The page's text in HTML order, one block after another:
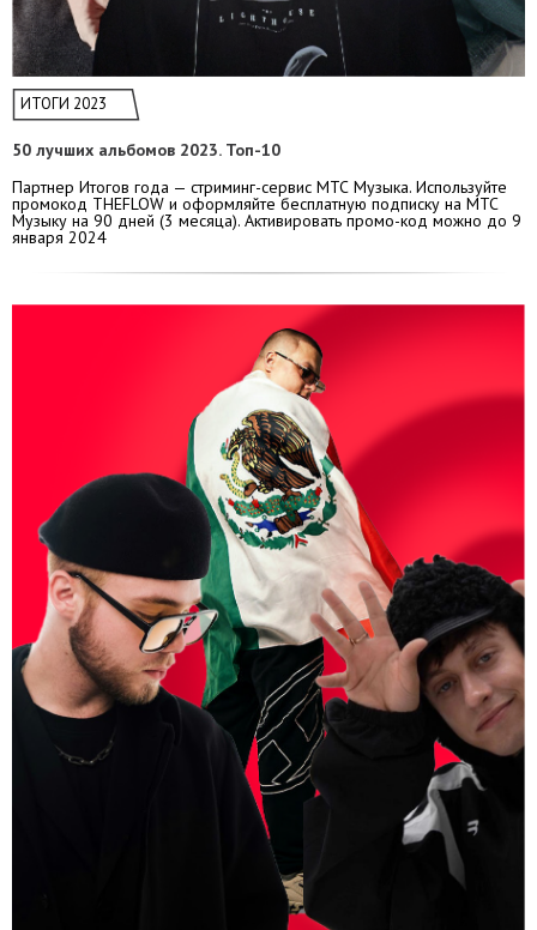
ИТОГИ 2023
50 лучших альбомов 2023. Топ-10
Партнер Итогов года — стриминг-сервис МТС Музыка. Используйте
промокод THEFLOW и оформляйте бесплатную подписку на МТС
Музыку на 90 дней (3 месяца). Активировать промо-код можно до 9
января 2024